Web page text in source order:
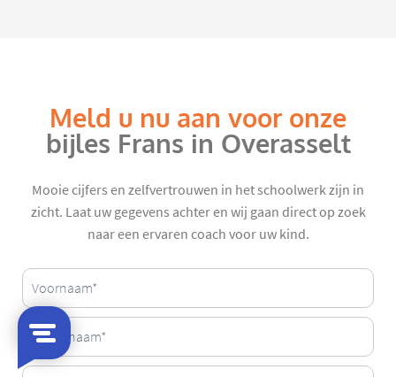
Meld u nu aan voor onze
bijles Frans in Overasselt
Mooie cijfers en zelfvertrouwen in het schoolwerk zijn in
zicht. Laat uw gegevens achter en wij gaan direct op zoek
naar een ervaren coach voor uw kind.